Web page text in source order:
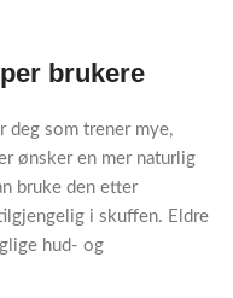
brukere
deg som trener mye,
ønsker en mer naturlig
bruke den etter
i skuffen. Eldre
hud- og